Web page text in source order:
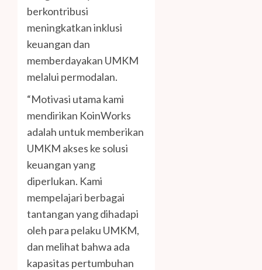
berkontribusi
meningkatkan inklusi
keuangan dan
memberdayakan UMKM
melalui permodalan.
“Motivasi utama kami
mendirikan KoinWorks
adalah untuk memberikan
UMKM akses ke solusi
keuangan yang
diperlukan. Kami
mempelajari berbagai
tantangan yang dihadapi
oleh para pelaku UMKM,
dan melihat bahwa ada
kapasitas pertumbuhan